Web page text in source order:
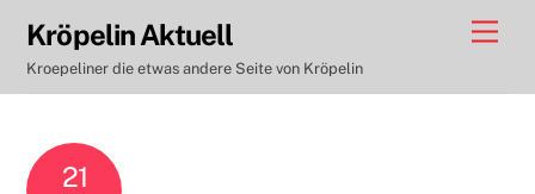
content
Kröpelin Aktuell
Kroepeliner die etwas andere Seite von Kröpelin
21